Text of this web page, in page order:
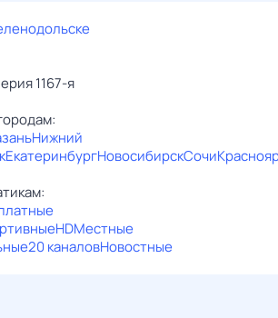
1167-я
Нижний
ЕкатеринбургНовосибирскСочи
HDМестные
20 каналовНовостные